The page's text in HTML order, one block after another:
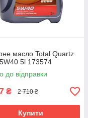
масло Total Quartz
5l 173574
до відправки
₴ 2 710 ₴
Купити